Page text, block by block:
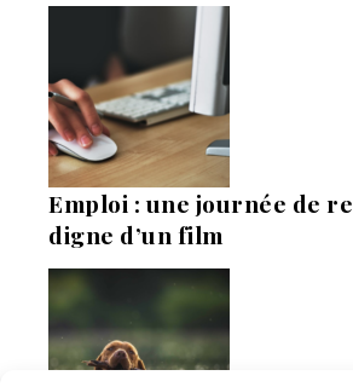
Emploi : une journée de
digne d’un film